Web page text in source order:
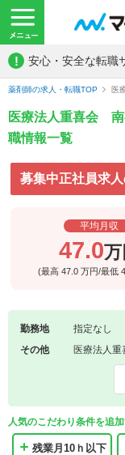
! 安心・安全な転職
薬剤師の求人・転職TOP 医
医療法人重喜会 南
職情報一覧
募集中正社員求
平均月収
47.0万
(最高 47.0 万円/最低
勤務地
指定なし
その他
医療法人
人気のこだわり条件を追
残業月10ｈ以下